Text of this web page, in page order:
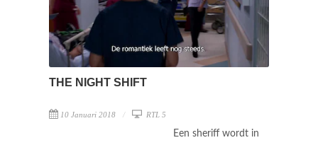
THE NIGHT SHIFT
10 Januari 2018 RTL 5
Een sheriff wordt in